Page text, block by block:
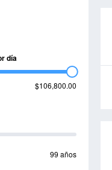
día
$106,800.00
99 años